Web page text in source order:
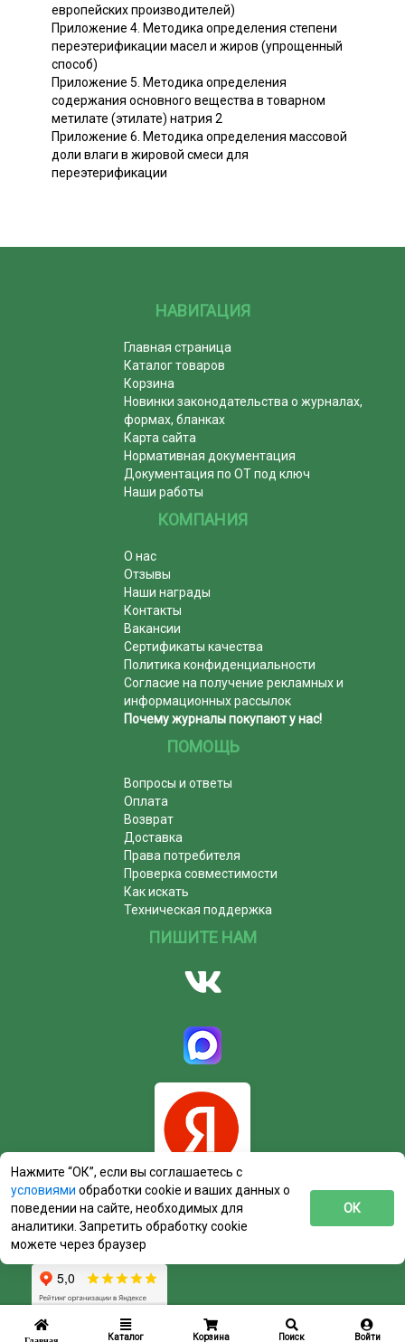
Главная Каталог Корзина Поиск Войти
европейских производителей)
Приложение 4. Методика определения степени
переэтерификации масел и жиров (упрощенный
способ)
Приложение 5. Методика определения
содержания основного вещества в товарном
метилате (этилате) натрия 2
Приложение 6. Методика определения массовой
доли влаги в жировой смеси для
переэтерификации
НАВИГАЦИЯ
Главная страница
Каталог товаров
Корзина
Новинки законодательства о журналах,
формах, бланках
Карта сайта
Нормативная документация
Документация по ОТ под ключ
Наши работы
КОМПАНИЯ
О нас
Отзывы
Наши награды
Контакты
Вакансии
Сертификаты качества
Политика конфиденциальности
Согласие на получение рекламных и
информационных рассылок
Почему журналы покупают у нас!
ПОМОЩЬ
Вопросы и ответы
Оплата
Возврат
Доставка
Права потребителя
Проверка совместимости
Как искать
Техническая поддержка
ПИШИТЕ НАМ
Нажмите “ОК”, если вы соглашаетесь с
условиями обработки cookie и ваших данных о
поведении на сайте, необходимых для
аналитики. Запретить обработку cookie
можете через браузер
ОК